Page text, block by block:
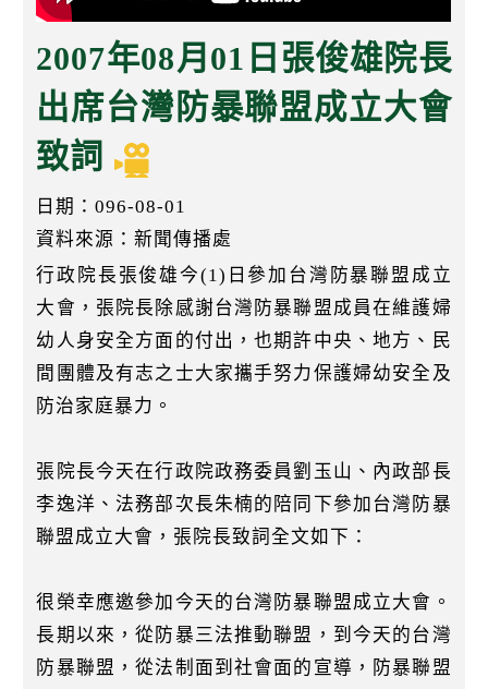
2007年08月01日張俊雄院長
出席台灣防暴聯盟成立大會
致詞
日期：096-08-01
資料來源：新聞傳播處
行政院長張俊雄今(1)日參加台灣防暴聯盟成立
大會，張院長除感謝台灣防暴聯盟成員在維護婦
幼人身安全方面的付出，也期許中央、地方、民
間團體及有志之士大家攜手努力保護婦幼安全及
防治家庭暴力。
張院長今天在行政院政務委員劉玉山、內政部長
李逸洋、法務部次長朱楠的陪同下參加台灣防暴
聯盟成立大會，張院長致詞全文如下：
很榮幸應邀參加今天的台灣防暴聯盟成立大會。
長期以來，從防暴三法推動聯盟，到今天的台灣
防暴聯盟，從法制面到社會面的宣導，防暴聯盟